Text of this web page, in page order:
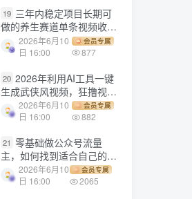
19 三年内稳定项目长期可
做的养生赛道单条视频收入
22002026年6月10
日 16:00
会员专属
877
20 2026年利用AI工具一键
生成武侠风视频，狂撸视频
号分成计划收益，原创度
高，画面好看，轻松日入
2026年6月10
日 16:00
会员专属
882
21 零基础做公众号流量
主，如何找到适合自己的赛
道
2026年6月10
日 16:00
会员专属
2065